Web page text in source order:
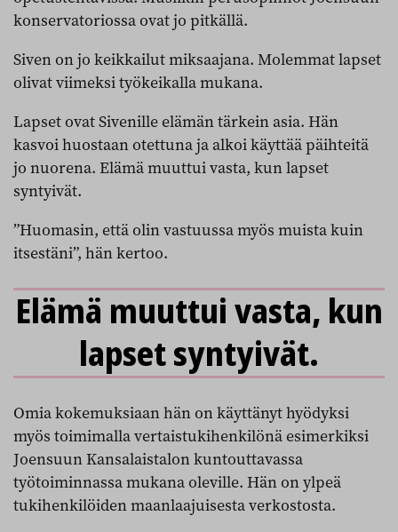
konservatoriossa ovat jo pitkällä.
Siven on jo keikkailut miksaajana. Molemmat lapset
olivat viimeksi työkeikalla mukana.
Lapset ovat Sivenille elämän tärkein asia. Hän
kasvoi huostaan otettuna ja alkoi käyttää päihteitä
jo nuorena. Elämä muuttui vasta, kun lapset
syntyivät.
”Huomasin, että olin vastuussa myös muista kuin
itsestäni”, hän kertoo.
Elämä muuttui vasta, kun
lapset syntyivät.
Omia kokemuksiaan hän on käyttänyt hyödyksi
myös toimimalla vertaistukihenkilönä esimerkiksi
Joensuun Kansalaistalon kuntouttavassa
työtoiminnassa mukana oleville. Hän on ylpeä
tukihenkilöiden maanlaajuisesta verkostosta.